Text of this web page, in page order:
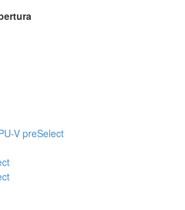
V preSelect